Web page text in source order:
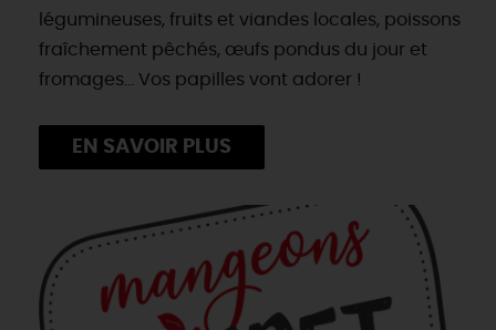
légumineuses, fruits et viandes locales, poissons
fraîchement pêchés, œufs pondus du jour et
fromages... Vos papilles vont adorer !
EN SAVOIR PLUS